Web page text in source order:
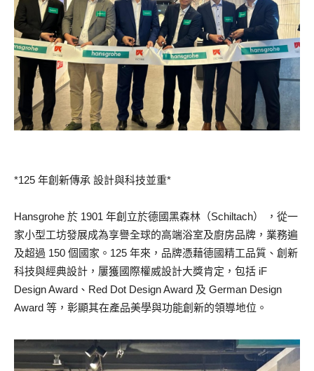
*125 年創新傳承 設計與科技並重*
Hansgrohe 於 1901 年創立於德國黑森林（Schiltach） ，從一
家小型工坊發展成為享譽全球的高端浴室及廚房品牌，業務遍
及超過 150 個國家。125 年來，品牌憑藉德國精工品質、創新
科技與經典設計，屢獲國際權威設計大獎肯定，包括 iF
Design Award、Red Dot Design Award 及 German Design
Award 等，彰顯其在產品美學與功能創新的領導地位。